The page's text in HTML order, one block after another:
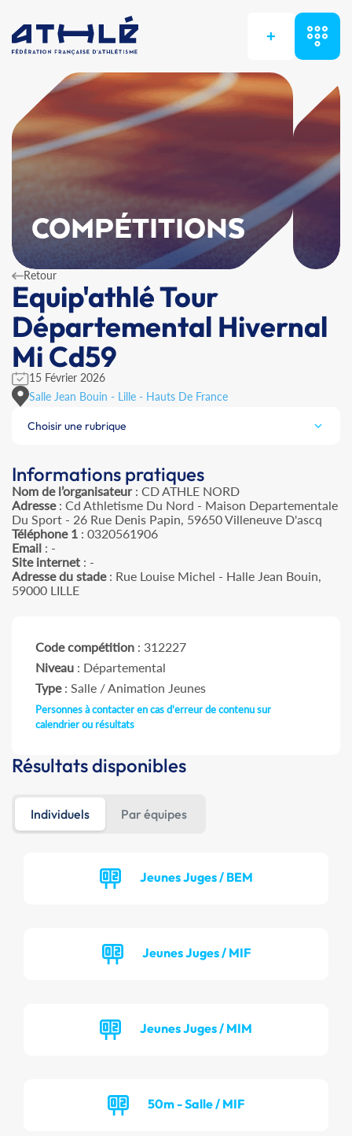
+
COMPÉTITIONS
Retour
Equip'athlé Tour
Départemental Hivernal
Mi Cd59
15 Février 2026
Salle Jean Bouin - Lille - Hauts De France
Choisir une rubrique
Informations pratiques
Nom de l’organisateur: CD ATHLE NORD
Adresse: Cd Athletisme Du Nord - Maison Departementale
Du Sport - 26 Rue Denis Papin, 59650 Villeneuve D'ascq
Téléphone 1 : 0320561906
Email : -
Site internet : -
Adresse du stade: Rue Louise Michel - Halle Jean Bouin,
59000 LILLE
Code compétition : 312227
Niveau : Départemental
Type: Salle / Animation Jeunes
Personnes à contacter en cas d'erreur de contenu sur
calendrier ou résultats
Résultats disponibles
Individuels Par équipes
Jeunes Juges / BEM
Jeunes Juges / MIF
Jeunes Juges / MIM
50m - Salle / MIF